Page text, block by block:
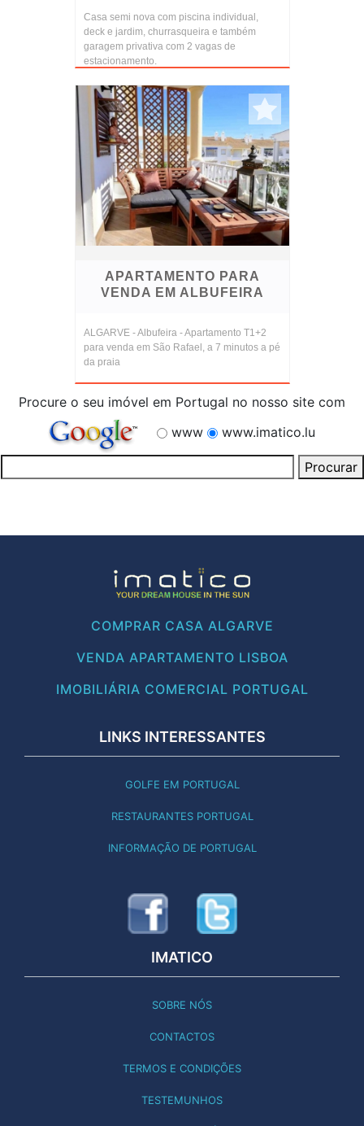
Casa semi nova com piscina individual,
deck e jardim, churrasqueira e também
garagem privativa com 2 vagas de
estacionamento.
APARTAMENTO PARA
VENDA EM ALBUFEIRA
ALGARVE - Albufeira - Apartamento T1+2
para venda em São Rafael, a 7 minutos a pé
da praia
Procure o seu imóvel em Portugal no nosso site com
www
www.imatico.lu
COMPRAR CASA ALGARVE
VENDA APARTAMENTO LISBOA
IMOBILIÁRIA COMERCIAL PORTUGAL
LINKS INTERESSANTES
GOLFE EM PORTUGAL
RESTAURANTES PORTUGAL
INFORMAÇÃO DE PORTUGAL
IMATICO
SOBRE NÓS
CONTACTOS
TERMOS E CONDIÇÕES
TESTEMUNHOS